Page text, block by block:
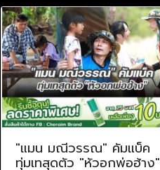
"แมน มณีวรรณ" คัมแบ็ค
ทุ่มเทสุดตัว "หัวอกพ่อฮ้าง"